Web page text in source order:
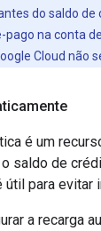
do saldo de
pago na conta
Cloud não
é um
saldo de
para evitar
a recarga